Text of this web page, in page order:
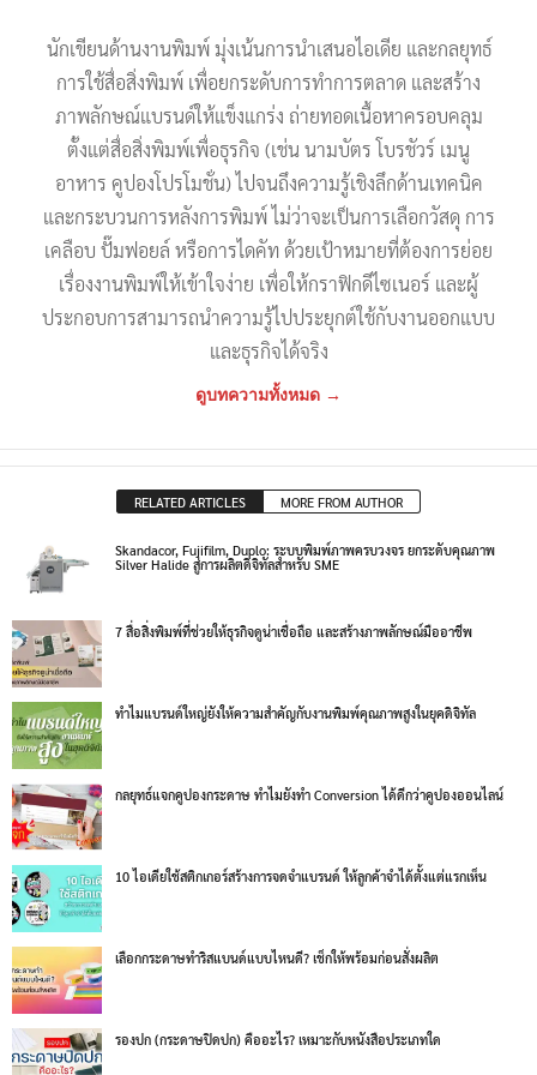
นักเขียนด้านงานพิมพ์ มุ่งเน้นการนำเสนอไอเดีย และกลยุทธ์
การใช้สื่อสิ่งพิมพ์ เพื่อยกระดับการทำการตลาด และสร้าง
ภาพลักษณ์แบรนด์ให้แข็งแกร่ง ถ่ายทอดเนื้อหาครอบคลุม
ตั้งแต่สื่อสิ่งพิมพ์เพื่อธุรกิจ (เช่น นามบัตร โบรชัวร์ เมนู
อาหาร คูปองโปรโมชั่น) ไปจนถึงความรู้เชิงลึกด้านเทคนิค
และกระบวนการหลังการพิมพ์ ไม่ว่าจะเป็นการเลือกวัสดุ การ
เคลือบ ปั๊มฟอยล์ หรือการไดคัท ด้วยเป้าหมายที่ต้องการย่อย
เรื่องงานพิมพ์ให้เข้าใจง่าย เพื่อให้กราฟิกดีไซเนอร์ และผู้
ประกอบการสามารถนำความรู้ไปประยุกต์ใช้กับงานออกแบบ
และธุรกิจได้จริง
ดูบทความทั้งหมด →
RELATED ARTICLES MORE FROM AUTHOR
Skandacor, Fujifilm, Duplo: ระบบพิมพ์ภาพครบวงจร ยกระดับคุณภาพ
Silver Halide สู่การผลิตดิจิทัลสำหรับ SME
7 สื่อสิ่งพิมพ์ที่ช่วยให้ธุรกิจดูน่าเชื่อถือ และสร้างภาพลักษณ์มืออาชีพ
ทำไมแบรนด์ใหญ่ยังให้ความสำคัญกับงานพิมพ์คุณภาพสูงในยุคดิจิทัล
กลยุทธ์แจกคูปองกระดาษ ทำไมยังทำ Conversion ได้ดีกว่าคูปองออนไลน์
10 ไอเดียใช้สติกเกอร์สร้างการจดจำแบรนด์ ให้ลูกค้าจำได้ตั้งแต่แรกเห็น
เลือกกระดาษทำริสแบนด์แบบไหนดี? เช็กให้พร้อมก่อนสั่งผลิต
รองปก (กระดาษปิดปก) คืออะไร? เหมาะกับหนังสือประเภทใด